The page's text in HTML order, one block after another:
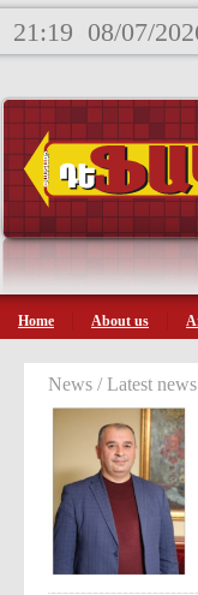
21:19 08/07/
Home About us
News / Latest news